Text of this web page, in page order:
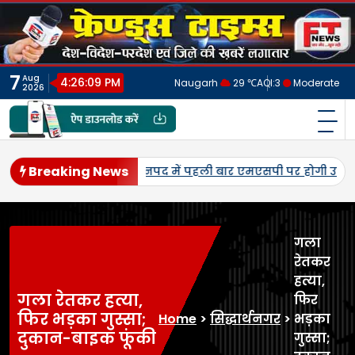
Skip
content
7 Aug
2026
4:26:12 PM Naugarh 29 ℃AQI:3 Moderate
फ्रेंड्स टाइम्स
Breaking News
मूंग की खरीद, सलोन के कमालगंज व धरई में बी-पैक्स केंद्रों का
गला रेतकर हत्या,
फिर भड़का गुस्सा;
दुकान-बाइक फूंकी
Home > सिद्धार्थनगर >
गला
रेतकर
हत्या,
फिर
भड़का
गुस्सा;